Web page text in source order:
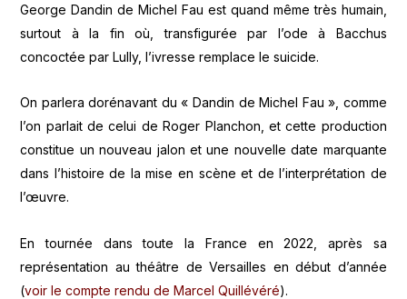
George Dandin de Michel Fau est quand même très humain,
surtout à la fin où, transfigurée par l’ode à Bacchus
concoctée par Lully, l’ivresse remplace le suicide.
On parlera dorénavant du « Dandin de Michel Fau », comme
l’on parlait de celui de Roger Planchon, et cette production
constitue un nouveau jalon et une nouvelle date marquante
dans l’histoire de la mise en scène et de l’interprétation de
l’œuvre.
En tournée dans toute la France en 2022, après sa
représentation au théâtre de Versailles en début d’année
(voir le compte rendu de Marcel Quillévéré).